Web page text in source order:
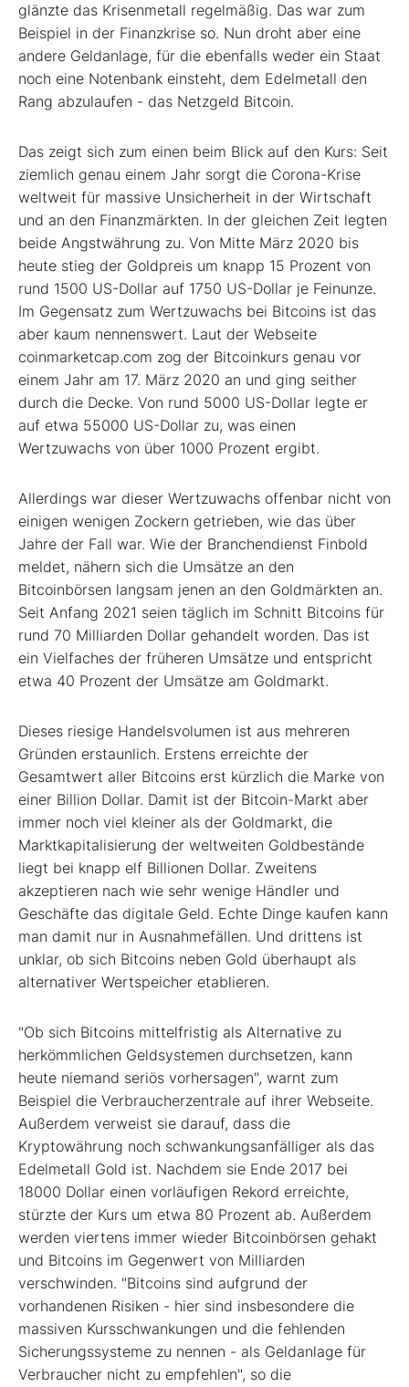
glänzte das Krisenmetall regelmäßig. Das war zum
Beispiel in der Finanzkrise so. Nun droht aber eine
andere Geldanlage, für die ebenfalls weder ein Staat
noch eine Notenbank einsteht, dem Edelmetall den
Rang abzulaufen - das Netzgeld Bitcoin.
Das zeigt sich zum einen beim Blick auf den Kurs: Seit
ziemlich genau einem Jahr sorgt die Corona-Krise
weltweit für massive Unsicherheit in der Wirtschaft
und an den Finanzmärkten. In der gleichen Zeit legten
beide Angstwährung zu. Von Mitte März 2020 bis
heute stieg der Goldpreis um knapp 15 Prozent von
rund 1500 US-Dollar auf 1750 US-Dollar je Feinunze.
Im Gegensatz zum Wertzuwachs bei Bitcoins ist das
aber kaum nennenswert. Laut der Webseite
coinmarketcap.com zog der Bitcoinkurs genau vor
einem Jahr am 17. März 2020 an und ging seither
durch die Decke. Von rund 5000 US-Dollar legte er
auf etwa 55000 US-Dollar zu, was einen
Wertzuwachs von über 1000 Prozent ergibt.
Allerdings war dieser Wertzuwachs offenbar nicht von
einigen wenigen Zockern getrieben, wie das über
Jahre der Fall war. Wie der Branchendienst Finbold
meldet, nähern sich die Umsätze an den
Bitcoinbörsen langsam jenen an den Goldmärkten an.
Seit Anfang 2021 seien täglich im Schnitt Bitcoins für
rund 70 Milliarden Dollar gehandelt worden. Das ist
ein Vielfaches der früheren Umsätze und entspricht
etwa 40 Prozent der Umsätze am Goldmarkt.
Dieses riesige Handelsvolumen ist aus mehreren
Gründen erstaunlich. Erstens erreichte der
Gesamtwert aller Bitcoins erst kürzlich die Marke von
einer Billion Dollar. Damit ist der Bitcoin-Markt aber
immer noch viel kleiner als der Goldmarkt, die
Marktkapitalisierung der weltweiten Goldbestände
liegt bei knapp elf Billionen Dollar. Zweitens
akzeptieren nach wie sehr wenige Händler und
Geschäfte das digitale Geld. Echte Dinge kaufen kann
man damit nur in Ausnahmefällen. Und drittens ist
unklar, ob sich Bitcoins neben Gold überhaupt als
alternativer Wertspeicher etablieren.
"Ob sich Bitcoins mittelfristig als Alternative zu
herkömmlichen Geldsystemen durchsetzen, kann
heute niemand seriös vorhersagen", warnt zum
Beispiel die Verbraucherzentrale auf ihrer Webseite.
Außerdem verweist sie darauf, dass die
Kryptowährung noch schwankungsanfälliger als das
Edelmetall Gold ist. Nachdem sie Ende 2017 bei
18000 Dollar einen vorläufigen Rekord erreichte,
stürzte der Kurs um etwa 80 Prozent ab. Außerdem
werden viertens immer wieder Bitcoinbörsen gehakt
und Bitcoins im Gegenwert von Milliarden
verschwinden. "Bitcoins sind aufgrund der
vorhandenen Risiken - hier sind insbesondere die
massiven Kursschwankungen und die fehlenden
Sicherungssysteme zu nennen - als Geldanlage für
Verbraucher nicht zu empfehlen", so die